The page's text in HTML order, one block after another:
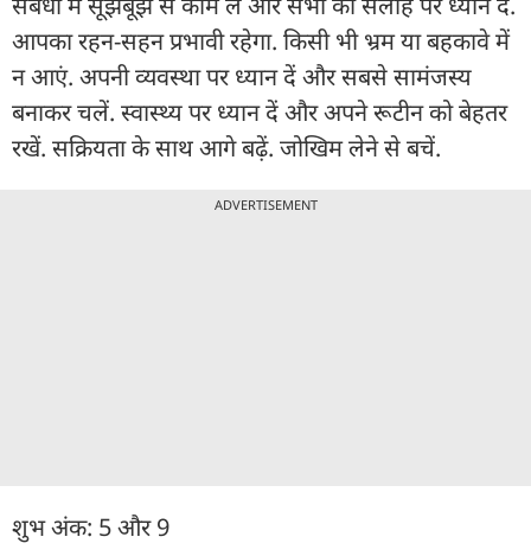
आपका रहन-सहन प्रभावी रहेगा. किसी भी भ्रम या बहकावे में
न आएं. अपनी व्यवस्था पर ध्यान दें और सबसे सामंजस्य
बनाकर चलें. स्वास्थ्य पर ध्यान दें और अपने रूटीन को बेहतर
रखें. सक्रियता के साथ आगे बढ़ें. जोखिम लेने से बचें.
ADVERTISEMENT
शुभ अंक: 5 और 9